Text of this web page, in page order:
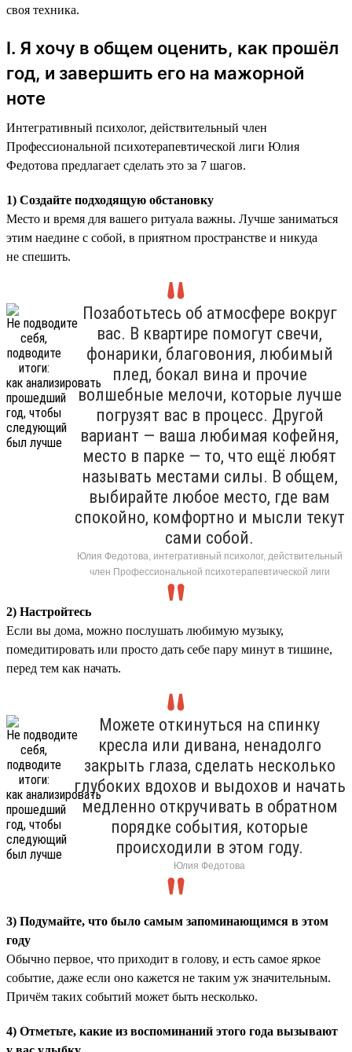
своя техника.
I. Я хочу в общем оценить, как прошёл
год, и завершить его на мажорной
ноте
Интегративный психолог, действительный член
Профессиональной психотерапевтической лиги Юлия
Федотова предлагает сделать это за 7 шагов.
1) Создайте подходящую обстановку
Место и время для вашего ритуала важны. Лучше заниматься
этим наедине с собой, в приятном пространстве и никуда
не спешить.
Позаботьтесь об атмосфере вокруг
вас. В квартире помогут свечи,
фонарики, благовония, любимый
плед, бокал вина и прочие
волшебные мелочи, которые лучше
погрузят вас в процесс. Другой
вариант — ваша любимая кофейня,
место в парке — то, что ещё любят
называть местами силы. В общем,
выбирайте любое место, где вам
спокойно, комфортно и мысли текут
сами собой.
Юлия Федотова, интегративный психолог, действительный
член Профессиональной психотерапевтической лиги
2) Настройтесь
Если вы дома, можно послушать любимую музыку,
помедитировать или просто дать себе пару минут в тишине,
перед тем как начать.
Можете откинуться на спинку
кресла или дивана, ненадолго
закрыть глаза, сделать несколько
глубоких вдохов и выдохов и начать
медленно откручивать в обратном
порядке события, которые
происходили в этом году.
Юлия Федотова
3) Подумайте, что было самым запоминающимся в этом
году
Обычно первое, что приходит в голову, и есть самое яркое
событие, даже если оно кажется не таким уж значительным.
Причём таких событий может быть несколько.
4) Отметьте, какие из воспоминаний этого года вызывают